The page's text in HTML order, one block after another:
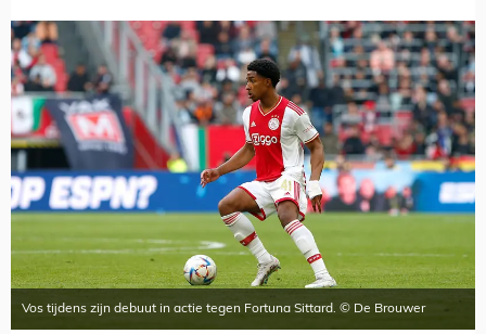
Vos tijdens zijn debuut in actie tegen Fortuna Sittard. © De Brouwer